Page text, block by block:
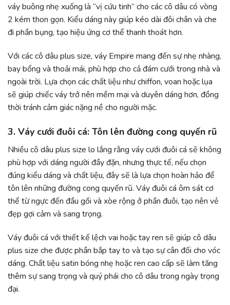
váy buông nhẹ xuống là “vị cứu tinh” cho các cô dâu có vòng
2 kém thon gọn. Kiểu dáng này giúp kéo dài đôi chân và che
đi phần bụng, tạo hiệu ứng cơ thể thanh thoát hơn.
Với các cô dâu plus size, váy Empire mang đến sự nhẹ nhàng,
bay bổng và thoải mái, phù hợp cho cả đám cưới trong nhà và
ngoài trời. Lựa chọn các chất liệu như chiffon, voan hoặc lụa
sẽ giúp chiếc váy trở nên mềm mại và duyên dáng hơn, đồng
thời tránh cảm giác nặng nề cho người mặc.
3. Váy cưới đuôi cá: Tôn lên đường cong quyến rũ
Nhiều cô dâu plus size lo lắng rằng váy cưới đuôi cá sẽ không
phù hợp với dáng người đầy đặn, nhưng thực tế, nếu chọn
đúng kiểu dáng và chất liệu, đây sẽ là lựa chọn hoàn hảo để
tôn lên những đường cong quyến rũ. Váy đuôi cá ôm sát cơ
thể từ ngực đến đầu gối và xòe rộng ở phần đuôi, tạo nên vẻ
đẹp gợi cảm và sang trọng.
Váy đuôi cá với thiết kế lệch vai hoặc tay ren sẽ giúp cô dâu
plus size che được phần bắp tay to và tạo sự cân đối cho vóc
dáng. Chất liệu satin bóng nhẹ hoặc ren cao cấp sẽ làm tăng
thêm sự sang trọng và quý phái cho cô dâu trong ngày trọng
đại.